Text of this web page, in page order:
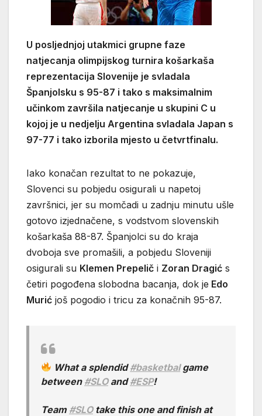
U posljednjoj utakmici grupne faze
natjecanja olimpijskog turnira košarkaša
reprezentacija Slovenije je svladala
Španjolsku s 95-87 i tako s maksimalnim
učinkom završila natjecanje u skupini C u
kojoj je u nedjelju Argentina svladala Japan s
97-77 i tako izborila mjesto u četvrtfinalu.
Iako konačan rezultat to ne pokazuje,
Slovenci su pobjedu osigurali u napetoj
završnici, jer su momčadi u zadnju minutu ušle
gotovo izjednačene, s vodstvom slovenskih
košarkaša 88-87. Španjolci su do kraja
dvoboja sve promašili, a pobjedu Sloveniji
osigurali su Klemen Prepelič i Zoran Dragić s
četiri pogođena slobodna bacanja, dok je Edo
Murić još pogodio i tricu za konačnih 95-87.
What a splendid#basketbalgame
between #SLOand#ESP!
Team #SLOtake this one and finish at